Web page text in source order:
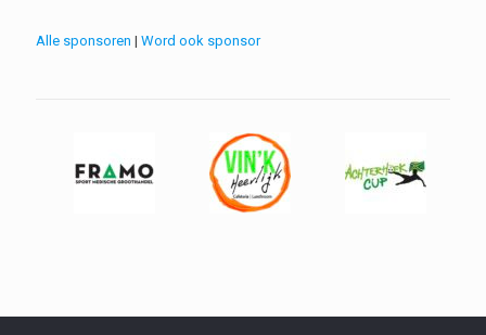
Alle sponsoren | Word ook sponsor